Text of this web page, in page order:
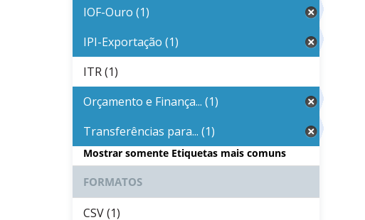
IOF-Ouro (1)
IPI-Exportação (1)
ITR (1)
Orçamento e Finança... (1)
Transferências para... (1)
Mostrar somente Etiquetas mais comuns
FORMATOS
CSV (1)